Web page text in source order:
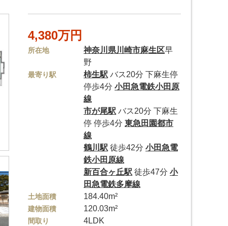
4,380万円
所在地 神奈川県川崎市麻生区早
野
最寄り駅 柿生駅 バス20分 下麻生停
停歩4分小田急電鉄小田原
線
市が尾駅 バス20分 下麻生
停 停歩4分東急田園都市
線
鶴川駅 徒歩42分小田急電
鉄小田原線
新百合ヶ丘駅 徒歩47分小
田急電鉄多摩線
土地面積 184.40m²
建物面積 120.03m²
間取り 4LDK